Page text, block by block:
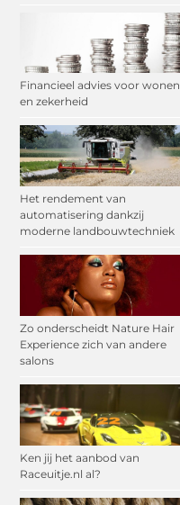
Financieel advies voor wonen
en zekerheid
Het rendement van
automatisering dankzij
moderne landbouwtechniek
Zo onderscheidt Nature Hair
Experience zich van andere
salons
Ken jij het aanbod van
Raceuitje.nl al?